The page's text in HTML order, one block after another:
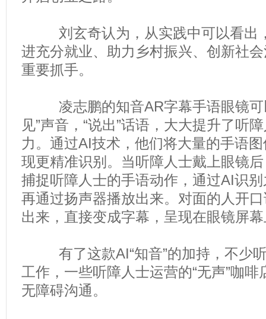
刘玄奇认为，从实践中可以看出
进充分就业、助力乡村振兴、创新社
重要抓手。
凌志鹏的知音AR字幕手语眼镜可
见”声音，“说出”话语，大大提升了听
力。通过AI技术，他们将大量的手语
现更精准识别。当听障人士戴上眼镜
捕捉听障人士的手语动作，通过AI识
再通过扬声器播放出来。对面的人开
出来，直接变成字幕，呈现在眼镜屏
有了这款AI“知音”的加持，不少听
工作，一些听障人士运营的“无声”咖啡
无障碍沟通。